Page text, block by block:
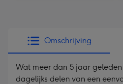
Omschrijving
Wat meer dan 5 jaar
dagelijks delen van een